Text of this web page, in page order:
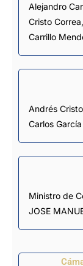
Alejandro
Cristo Correa,
Carrillo
Andrés
Carlos
Ministro de Comercio, Industria y Comercio, doctor
JOSE